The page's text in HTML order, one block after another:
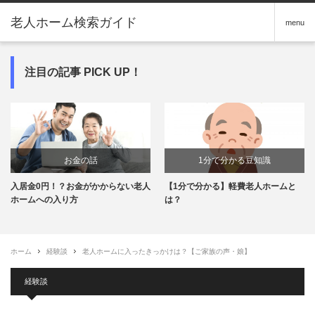
老人ホーム検索ガイド menu
注目の記事 PICK UP！
お金の話
入居金0円！？お金がかからない老人
ホームへの入り方
1分で分かる豆知識
【1分で分かる】軽費老人ホームと
は？
ホーム 経験談 老人ホームに入ったきっかけは？【ご家族の声・娘】
経験談